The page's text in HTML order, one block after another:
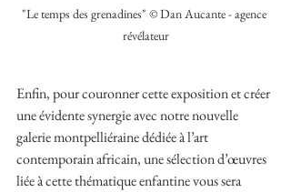
"Le temps des grenadines" © Dan Aucante - agence
révélateur
Enfin, pour couronner cette exposition et créer
une évidente synergie avec notre nouvelle
galerie montpelliéraine dédiée à l’art
contemporain africain, une sélection d’œuvres
liée à cette thématique enfantine vous sera